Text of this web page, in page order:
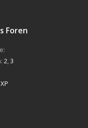
Foren
2 3